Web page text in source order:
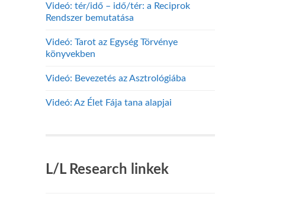
Videó: tér/idő – idő/tér: a Reciprok
Rendszer bemutatása
Videó: Tarot az Egység Törvénye
könyvekben
Videó: Bevezetés az Asztrológiába
Videó: Az Élet Fája tana alapjai
L/L Research linkek